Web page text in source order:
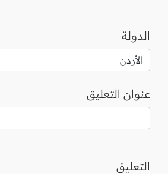
الدولة
عنوان التعليق
التعليق